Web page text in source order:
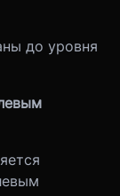
до уровня